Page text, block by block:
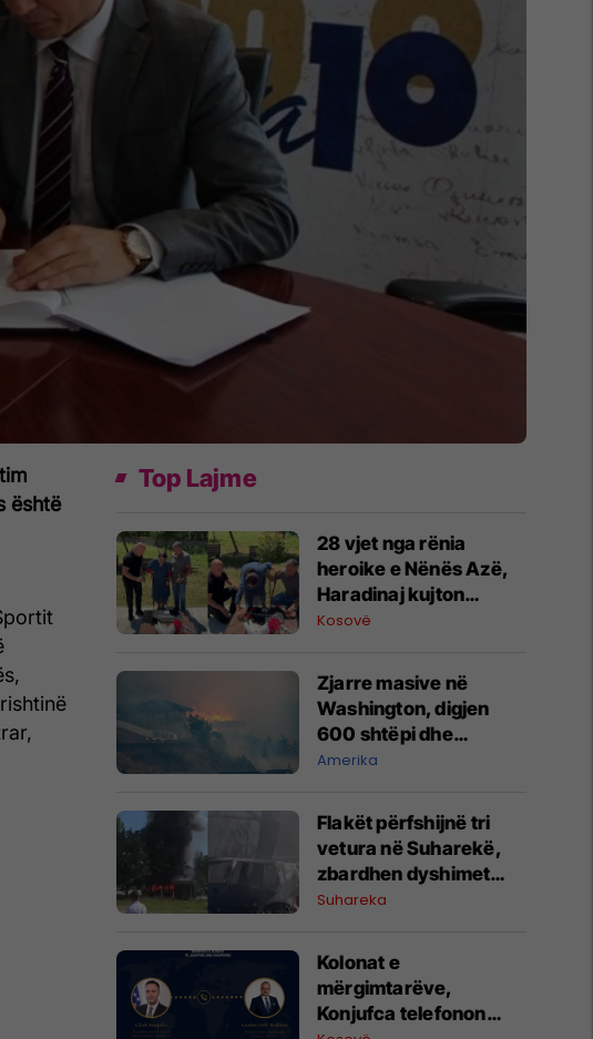
është
Top Lajme
28 vjet nga rënia
heroike e Nënës Azë,
Haradinaj kujton
sakrificën e saj
Kosovë
Zjarre masive në
Washington, digjen
600 shtëpi dhe
biznese - evakuohen
Amerika
Flakët përfshijnë tri
vetura në Suharekë,
zbardhen dyshimet
fillestare
Suhareka
Kolonat e
mërgimtarëve,
Konjufca telefonon